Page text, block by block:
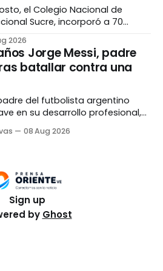
el Colegio Nacional de
Sucre, incorporó a 70
gremial. El acto se
aniversario del CNP Sucre y
establecida por la
2026
Jorge Messi, padre
batallar contra una
del futbolista argentino
en su desarrollo profesional,
68 años. Según
08 Aug 2026
Sign up
by Ghost